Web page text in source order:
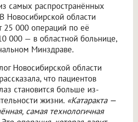
самых распространённых
Новосибирской области
25 000 операций по её
000 — в областной больнице,
Минздраве.
Новосибирской области
что пациентов
становится больше из-
жизни. «Катаракта —
самая технологичная